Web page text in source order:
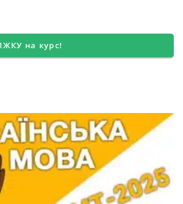
на курс!